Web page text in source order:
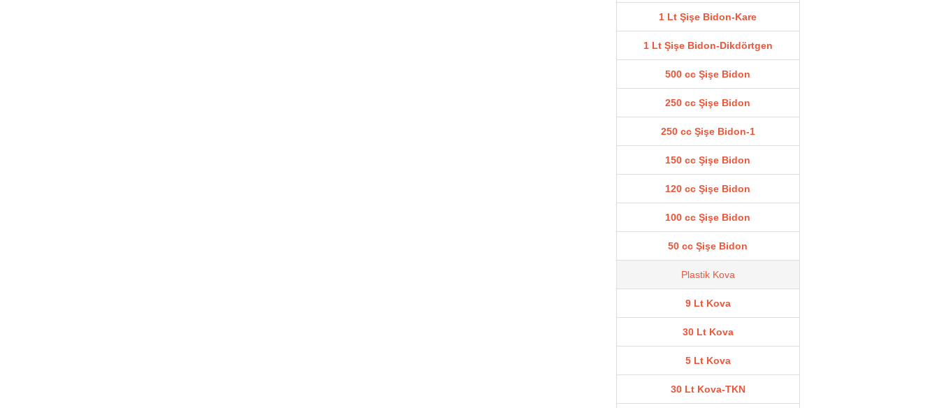
1 Lt Şişe Bidon-Kare
1 Lt Şişe Bidon-Dikdörtgen
500 cc Şişe Bidon
250 cc Şişe Bidon
250 cc Şişe Bidon-1
150 cc Şişe Bidon
120 cc Şişe Bidon
100 cc Şişe Bidon
50 cc Şişe Bidon
Plastik Kova
9 Lt Kova
30 Lt Kova
5 Lt Kova
30 Lt Kova-TKN